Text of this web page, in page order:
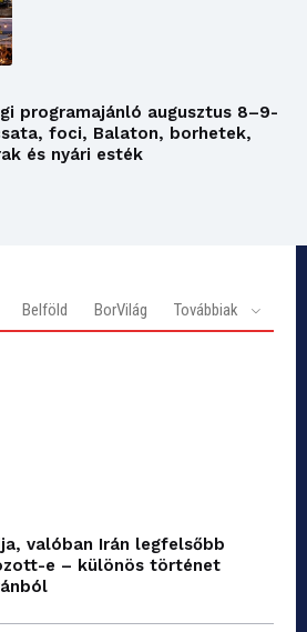
programajánló augusztus 8–9-
foci, Balaton, borhetek,
és nyári esték
Belföld BorVilág Továbbiak
valóban Irán legfelsőbb
e – különös történet